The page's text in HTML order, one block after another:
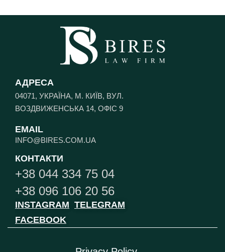
АДРЕСА
04071, УКРАЇНА, М. КИЇВ, ВУЛ.
ВОЗДВИЖЕНСЬКА 14, ОФІС 9
EMAIL
INFO@BIRES.COM.UA
КОНТАКТИ
+38 044 334 75 04
+38 096 106 20 56
INSTAGRAM TELEGRAM
FACEBOOK